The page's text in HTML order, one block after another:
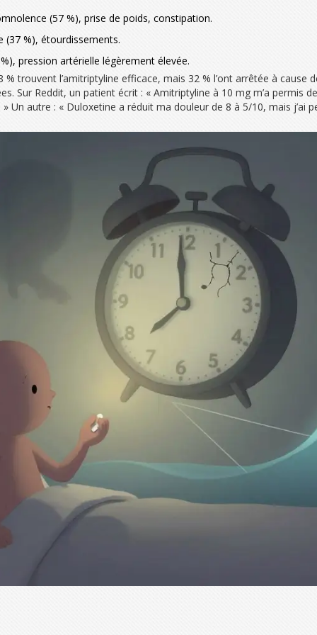
(57 %), prise de poids, constipation.
(37 %), étourdissements.
pression artérielle légèrement élevée.
trouvent l’amitriptyline efficace, mais 32 % l’ont arrêtée à
Sur Reddit, un patient écrit : « Amitriptyline à 10 mg m’a permis
Un autre : « Duloxetine a réduit ma douleur de 8 à 5/10, mais j’ai